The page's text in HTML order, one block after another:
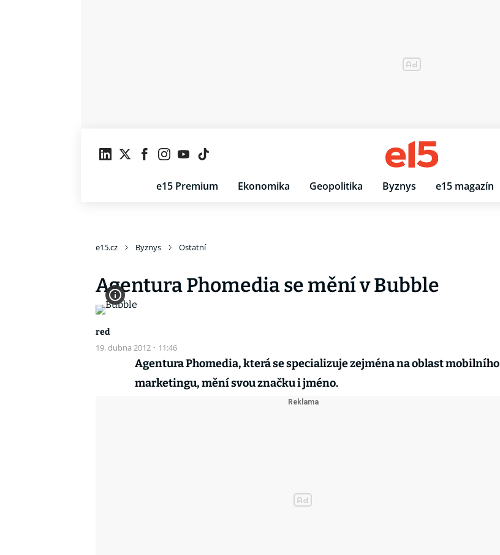
e15 Premium Ekonomika Geopolitika Byznys e15 magazín
e15.cz Byznys Ostatní
Agentura Phomedia se mění v Bubble
red
19. dubna 2012 · 11:46
Agentura Phomedia, která se specializuje zejména na oblast mobilního
marketingu, mění svou značku i jméno.